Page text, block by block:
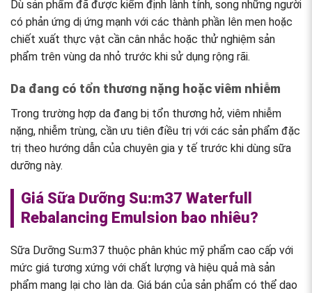
Dù sản phẩm đã được kiểm định lành tính, song những người
có phản ứng dị ứng mạnh với các thành phần lên men hoặc
chiết xuất thực vật cần cân nhắc hoặc thử nghiệm sản
phẩm trên vùng da nhỏ trước khi sử dụng rộng rãi.
Da đang có tổn thương nặng hoặc viêm nhiễm
Trong trường hợp da đang bị tổn thương hở, viêm nhiễm
nặng, nhiễm trùng, cần ưu tiên điều trị với các sản phẩm đặc
trị theo hướng dẫn của chuyên gia y tế trước khi dùng sữa
dưỡng này.
Giá Sữa Dưỡng Su:m37 Waterfull
Rebalancing Emulsion bao nhiêu?
Sữa Dưỡng Su:m37 thuộc phân khúc mỹ phẩm cao cấp với
mức giá tương xứng với chất lượng và hiệu quả mà sản
phẩm mang lại cho làn da. Giá bán của sản phẩm có thể dao